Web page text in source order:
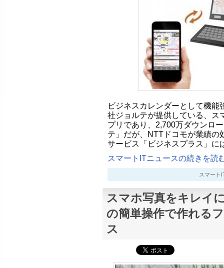
ビジネスカレンダーとして機能
社ジョルテが提供している、ス
プリであり、2,700万ダウンロ
テ」だが、NTTドコモが業績の
サービス「ビジネスプラス」
スマートITニュースの続きを読
スマート
スマホ写真をキレイ
の簡単操作で作れる
ス